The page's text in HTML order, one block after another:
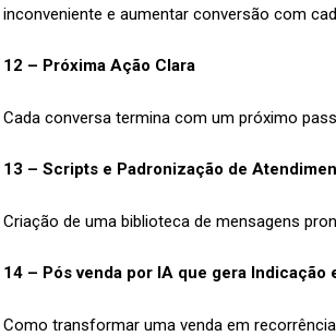
inconveniente e aumentar conversão com
12 – Próxima Ação Clara
Cada conversa termina com um próximo
13 – Scripts e Padronização de
Criação de uma biblioteca de mensagens
14 – Pós venda por IA que gera Indicação
Como transformar uma venda em